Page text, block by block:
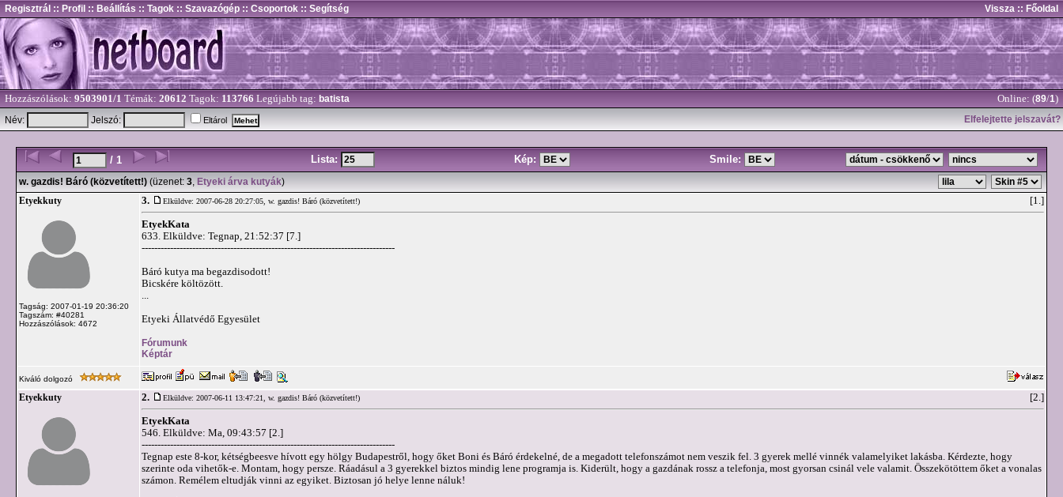
Regisztrál :: Profil :: Beállítás :: Tagok :: Szavazógép :: Csoportok :: Segítség Vissza :: Főoldal
Hozzászólások: 9503901/1 Témák: 20612 Tagok: 113766 Legújabb tag: batista Online: (89/1)
Név: Jelszó: Eltárol Elfelejtette jelszavát?
/ 1 Lista: Kép: Smile:
w. gazdis! Báró (közvetített!) (üzenet: 3, Etyeki árva kutyák)
Etyekkuty
Tagság: 2007-01-19 20:36:20
Tagszám: #40281
Hozzászólások: 4672
3. Elküldve: 2007-06-28 20:27:05, w. gazdis! Báró (közvetített!) [1.]
EtyekKata
633. Elküldve: Tegnap, 21:52:37 [7.]
--------------------------------------------------------------------------------
Báró kutya ma begazdisodott!
Bicskére költözött.
Etyeki Állatvédő Egyesület
Fórumunk
Képtár
Kiváló dolgozó
Etyekkuty 2. Elküldve: 2007-06-11 13:47:21, w. gazdis! Báró (közvetített!) [2.]
EtyekKata
546. Elküldve: Ma, 09:43:57 [2.]
--------------------------------------------------------------------------------
Tegnap este 8-kor, kétségbeesve hívott egy hölgy Budapestről, hogy őket Boni és Báró érdekelné, de a megadott telefonszámot nem veszik fel. 3 gyerek mellé vinnék valamelyiket lakásba. Kérdezte, hogy
szerinte oda vihetők-e. Montam, hogy persze. Ráadásul a 3 gyerekkel biztos mindig lene programja is. Kiderült, hogy a gazdának rossz a telefonja, most gyorsan csinál vele valamit. Összekötöttem őket a vonalas
számon. Remélem eltudják vinni az egyiket. Biztosan jó helye lenne náluk!